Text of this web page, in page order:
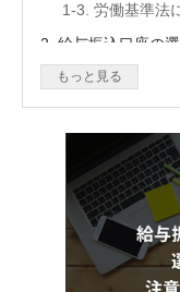
1-3. 労働基準法
2. 給与振込口座の
2-1. 振込手数料
2-2. ATMの利便
2-3. ポイント・
2-4. 金利よりも
3. ネット銀行とメ
3-1. サービス形
3-2. 手数料・金
もっと見る